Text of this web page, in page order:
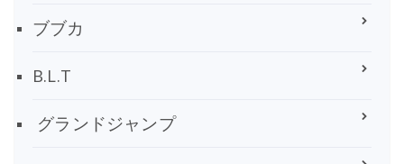
ブブカ
B.L.T
グランドジャンプ